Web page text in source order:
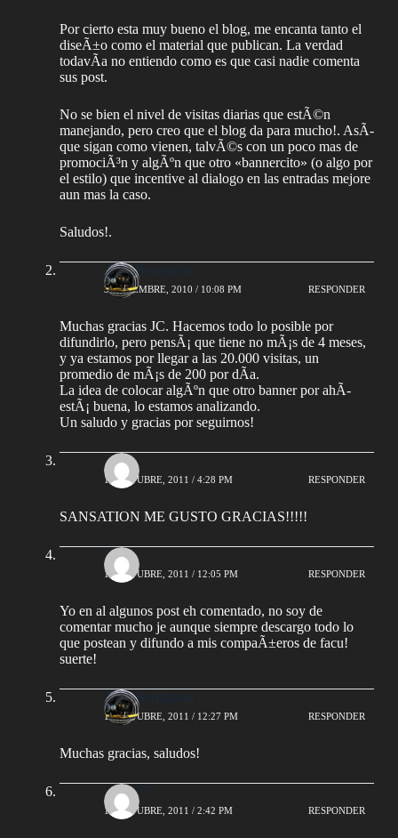
Por cierto esta muy bueno el blog, me encanta tanto el
diseÃ±o como el material que publican. La verdad
todavÃ­a no entiendo como es que casi nadie comenta
sus post.
No se bien el nivel de visitas diarias que estÃ©n
manejando, pero creo que el blog da para mucho!. AsÃ­
que sigan como vienen, talvÃ©s con un poco mas de
promociÃ³n y algÃºn que otro «bannercito» (o algo por
el estilo) que incentive al dialogo en las entradas mejore
aun mas la caso.
Saludos!.
AlejoBergmann
3 DICIEMBRE, 2010 / 10:08 PM RESPONDER
Muchas gracias JC. Hacemos todo lo posible por
difundirlo, pero pensÃ¡ que tiene no mÃ¡s de 4 meses,
y ya estamos por llegar a las 20.000 visitas, un
promedio de mÃ¡s de 200 por dÃ­a.
La idea de colocar algÃºn que otro banner por ahÃ­
estÃ¡ buena, lo estamos analizando.
Un saludo y gracias por seguirnos!
Josele
11 OCTUBRE, 2011 / 4:28 PM RESPONDER
SANSATION ME GUSTO GRACIAS!!!!!
Rizzo
16 OCTUBRE, 2011 / 12:05 PM RESPONDER
Yo en al algunos post eh comentado, no soy de
comentar mucho je aunque siempre descargo todo lo
que postean y difundo a mis compaÃ±eros de facu!
suerte!
AlejoBergmann
16 OCTUBRE, 2011 / 12:27 PM RESPONDER
Muchas gracias, saludos!
gonza77
16 OCTUBRE, 2011 / 2:42 PM RESPONDER